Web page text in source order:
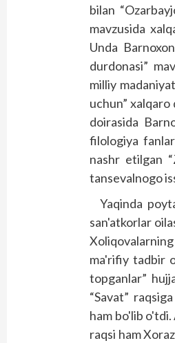
bilan
mavzusida
Unda
durdonasi”
milliy
uchun”
doirasida
filologiya
nashr etilgan
tansevalnogo
Yaqinda
san'atkorlar
ma'rifiy tadbir
topganlar”
“Savat”
ham bo'lib o'tdi.
raqsi ham